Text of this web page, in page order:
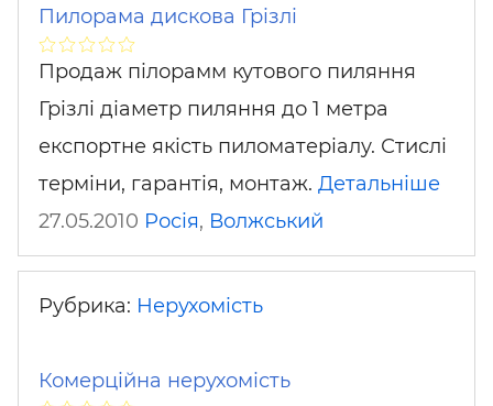
Пилорама дискова Грізлі
Продаж пілорамм кутового пиляння
Грізлі діаметр пиляння до 1 метра
експортне якість пиломатеріалу. Стислі
терміни, гарантія, монтаж. Детальніше
27.05.2010 Росія, Волжський
Рубрика: Нерухомість
Комерційна нерухомість